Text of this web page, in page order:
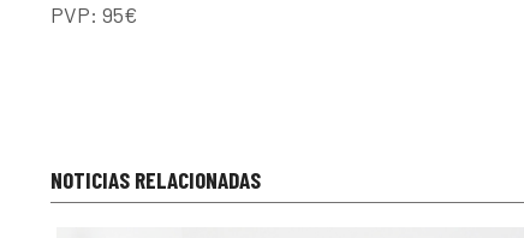
PVP: 95€
NOTICIAS RELACIONADAS